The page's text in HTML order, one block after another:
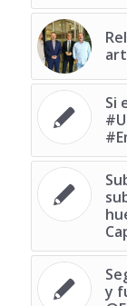
Si
y